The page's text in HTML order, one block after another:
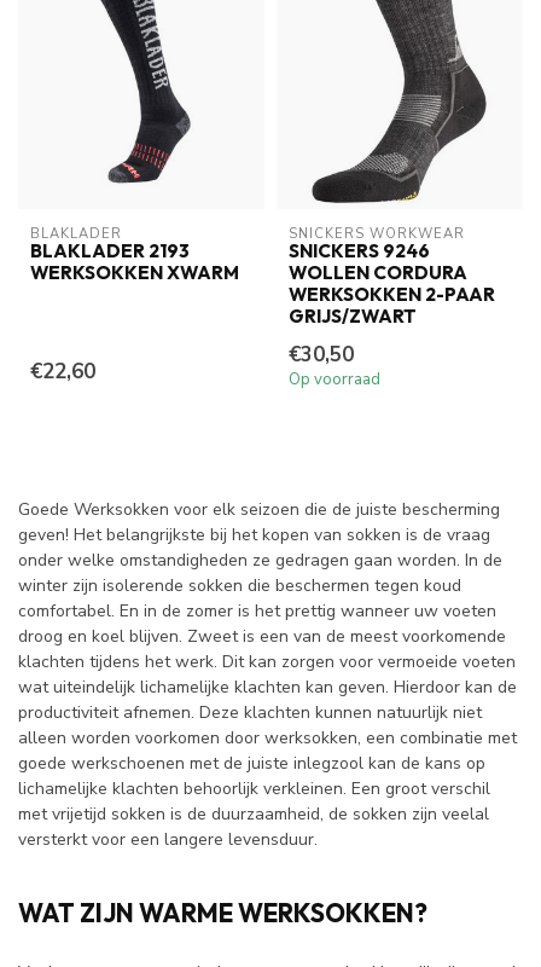
BLAKLADER
BLAKLADER 2193
WERKSOKKEN XWARM
€22,60
SNICKERS WORKWEAR
SNICKERS 9246
WOLLEN CORDURA
WERKSOKKEN 2-PAAR
GRIJS/ZWART
€30,50
Op voorraad
Goede Werksokken voor elk seizoen die de juiste bescherming
geven! Het belangrijkste bij het kopen van sokken is de vraag
onder welke omstandigheden ze gedragen gaan worden. In de
winter zijn isolerende sokken die beschermen tegen koud
comfortabel. En in de zomer is het prettig wanneer uw voeten
droog en koel blijven. Zweet is een van de meest voorkomende
klachten tijdens het werk. Dit kan zorgen voor vermoeide voeten
wat uiteindelijk lichamelijke klachten kan geven. Hierdoor kan de
productiviteit afnemen. Deze klachten kunnen natuurlijk niet
alleen worden voorkomen door werksokken, een combinatie met
goede werkschoenen met de juiste inlegzool kan de kans op
lichamelijke klachten behoorlijk verkleinen. Een groot verschil
met vrijetijd sokken is de duurzaamheid, de sokken zijn veelal
versterkt voor een langere levensduur.
WAT ZIJN WARME WERKSOKKEN?